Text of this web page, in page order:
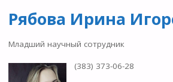
Рябова Ирина
Младший научный сотрудник
(383) 373-06-28